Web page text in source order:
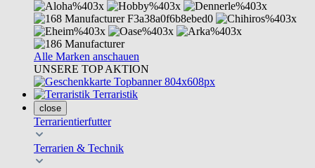
Alle Marken anschauen
UNSERE TOP AKTION
Terraristik
close
Terrarientierfutter
Terrarien & Technik